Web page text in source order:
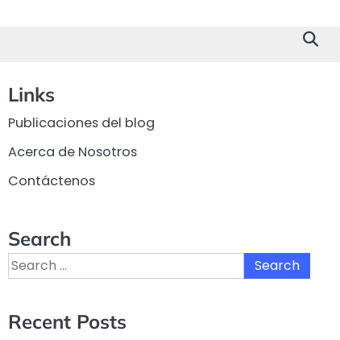
Links
Publicaciones del blog
Acerca de Nosotros
Contáctenos
Search
Search
for:
Recent Posts